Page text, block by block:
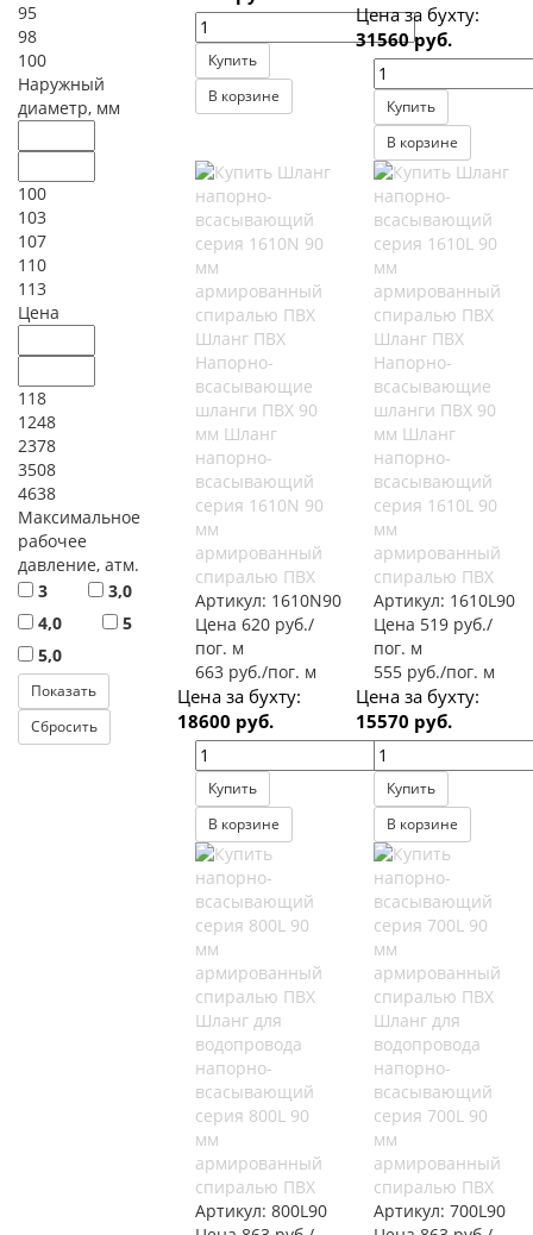
95
98
100
Наружный
диаметр, мм
100
103
107
110
113
Цена
118
1248
2378
3508
4638
Максимальное
рабочее
давление, атм.
3
3,0
4,0
5
5,0
Купить
В корзине
Цена за бухту:
31560 руб.
Купить
В корзине
Шланг ПВХ
Напорно-
всасывающие
шланги ПВХ 90
мм Шланг
напорно-
всасывающий
серия 1610N 90
мм
армированный
спиралью ПВХ
Артикул: 1610N90
Цена 620 руб./
пог. м
663 руб./пог. м
Цена за бухту:
18600 руб.
Купить
В корзине
Шланг ПВХ
Напорно-
всасывающие
шланги ПВХ 90
мм Шланг
напорно-
всасывающий
серия 1610L 90
мм
армированный
спиралью ПВХ
Артикул: 1610L90
Цена 519 руб./
пог. м
555 руб./пог. м
Цена за бухту:
15570 руб.
Купить
В корзине
Шланг для
водопровода
напорно-
всасывающий
серия 800L 90
мм
армированный
спиралью ПВХ
Артикул:800L90
Шланг для
водопровода
напорно-
всасывающий
серия 700L 90
мм
армированный
спиралью ПВХ
Артикул: 700L90